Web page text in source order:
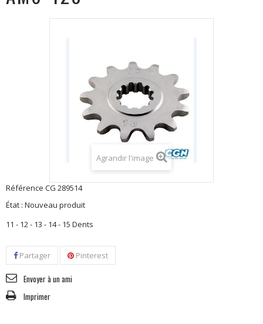
Agrandir l'image
Référence CG 289514
État : Nouveau produit
11 - 12 - 13 - 14 - 15 Dents
Partager Pinterest
Envoyer à un ami
Imprimer